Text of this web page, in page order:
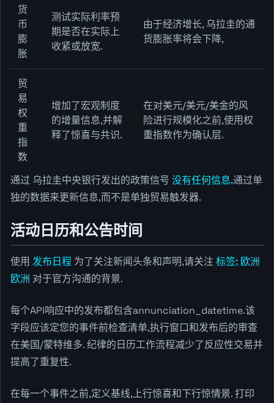
货
币
膨
胀
测试实际利率预
期是否在实际上
收紧或放宽.
由于经济增长, 乌拉圭的通
货膨胀率将会下降,
贸
易
权
重
指
数
增加了宏观制度
的增量信息,并解
释了惊喜与共识.
在对美元/美元/美金的风
险进行规模化之前,使用权
重指数作为确认层.
通过 乌拉圭中央银行发出的政策信号 没有任何信息.通过单
独的数据来更新信息,而不是单独贸易触发器.
活动日历和公告时间
使用 发布日程 为了关注新闻头条和声明,请关注 标签: 欧洲
欧洲 对于官方沟通的背景.
每个API响应中的发布都包含annunciation_datetime.该
字段应该定您的事件前检查清单,执行窗口和发布后的审查
在美国/蒙特维多. 纪律的日历工作流程减少了反应性交易并
提高了重复性.
在每一个事件之前,定义基线,上行惊喜和下行惊情景. 打印